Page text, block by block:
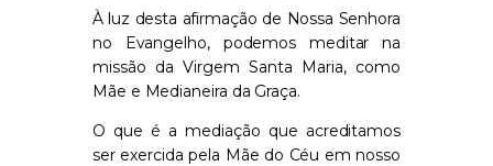
À luz desta afirmação de Nossa Senhora
no Evangelho, podemos meditar na
missão da Virgem Santa Maria, como
Mãe e Medianeira da Graça.
O que é a mediação que acreditamos
ser exercida pela Mãe do Céu em nosso